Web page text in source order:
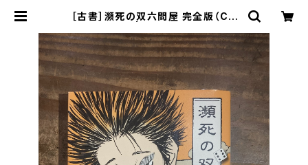
［古書］瀕死の双六問屋 完全版（CD